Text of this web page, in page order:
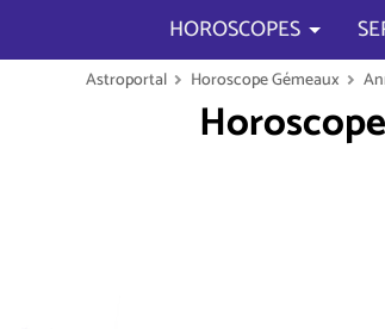
HOROSCOPES
Astroportal Horoscope Gémeaux